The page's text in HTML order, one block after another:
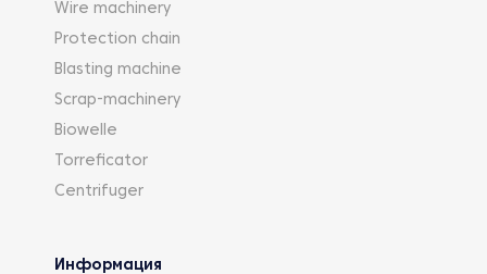
Wire machinery
Protection chain
Blasting machine
Scrap-machinery
Biowelle
Torreficator
Centrifuger
Информация